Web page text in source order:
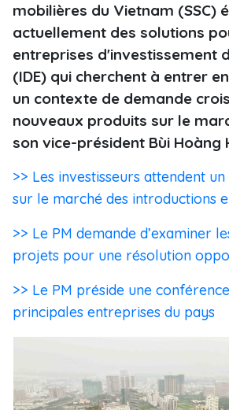
mobilières du Vietnam (SSC)
actuellement des solutions
entreprises d'investissement
(IDE) qui cherchent à entrer
un contexte de demande
nouveaux produits sur le
son vice-président Bùi Hoàng
>> Les investisseurs attendent
sur le marché des introductions
>> Le PM demande d’examiner
projets pour une résolution
>> Le PM préside une
principales entreprises du pays